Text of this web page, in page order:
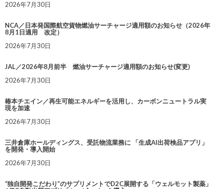
2026年7月30日
NCA／日本発国際航空貨物燃油サーチャージ適用額のお知らせ（2026年
8月1日適用 改定）
2026年7月30日
JAL／2026年8月前半 燃油サーチャージ適用額のお知らせ(変更)
2026年7月30日
椿本チエイン／再生可能エネルギーを活用し、カーボンニュートラル実
現を加速
2026年7月30日
三井倉庫ホールディングス、受託物流業務に 「生成AI出荷検品アプリ」
を開発・導入開始
2026年7月30日
“独自開発こだわり”のサプリメントでD2C展開する「ウェルモット製薬」